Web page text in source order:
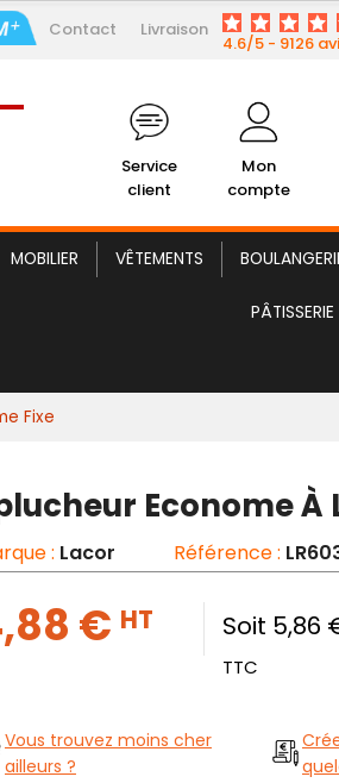
Contact Livraison
4.6/5 - 9126
Service
client
Mon
compte
MOBILIER VÊTEMENTS
PÂTISSERIE
Eplucheur Econome à Lame
Fixe
Econome À
: Lacor Référence :
€ HT Soit 5,86
TTC
Vous trouvez moins cher
ailleurs ?